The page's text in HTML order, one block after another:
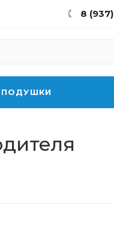
8
ПОДУШКИ